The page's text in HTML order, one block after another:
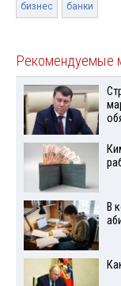
бизнес банки
Рекомендуемые
В